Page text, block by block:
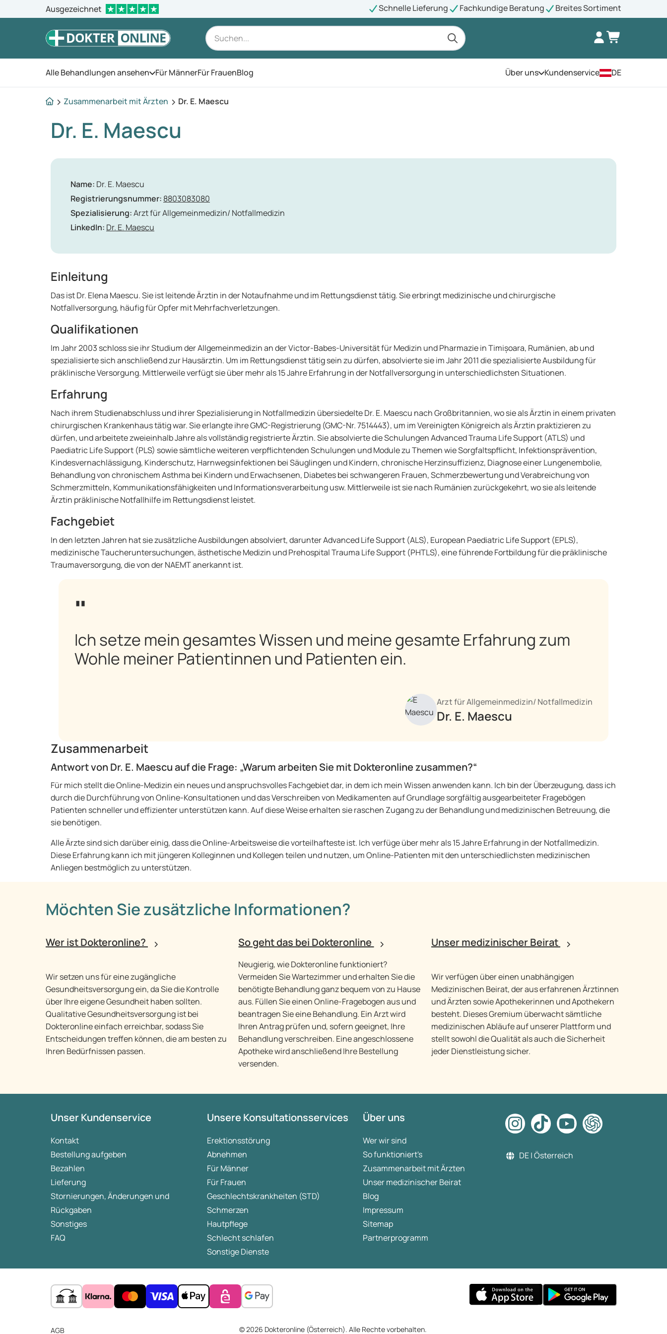
Ausgezeichnet Schnelle Lieferung Fachkundige Beratung Breites Sortiment
Alle Behandlungen ansehen Öffnen Sie das Menü
Für MännerFür FrauenBlog Über unsÖffnen Sie das Menü
Kundenservice DE
Zusammenarbeit mit Ärzten Dr. E. Maescu
Dr. E. Maescu
Name: Dr. E. Maescu
Registrierungsnummer: 8803083080
Spezialisierung:Arzt für Allgemeinmedizin/ Notfallmedizin
LinkedIn: Dr. E. Maescu
Einleitung
Das ist Dr. Elena Maescu. Sie ist leitende Ärztin in der Notaufnahme und im Rettungsdienst tätig. Sie erbringt medizinische und chirurgische
Notfallversorgung, häufig für Opfer mit Mehrfachverletzungen.
Qualifikationen
Im Jahr 2003 schloss sie ihr Studium der Allgemeinmedizin an der Victor-Babes-Universität für Medizin und Pharmazie in Timișoara, Rumänien, ab und
spezialisierte sich anschließend zur Hausärztin. Um im Rettungsdienst tätig sein zu dürfen, absolvierte sie im Jahr 2011 die spezialisierte Ausbildung für
präklinische Versorgung. Mittlerweile verfügt sie über mehr als 15 Jahre Erfahrung in der Notfallversorgung in unterschiedlichsten Situationen.
Erfahrung
Nach ihrem Studienabschluss und ihrer Spezialisierung in Notfallmedizin übersiedelte Dr. E. Maescu nach Großbritannien, wo sie als Ärztin in einem privaten
chirurgischen Krankenhaus tätig war. Sie erlangte ihre GMC-Registrierung (GMC-Nr. 7514443), um im Vereinigten Königreich als Ärztin praktizieren zu
dürfen, und arbeitete zweieinhalb Jahre als vollständig registrierte Ärztin. Sie absolvierte die Schulungen Advanced Trauma Life Support (ATLS) und
Paediatric Life Support (PLS) sowie sämtliche weiteren verpflichtenden Schulungen und Module zu Themen wie Sorgfaltspflicht, Infektionsprävention,
Kindesvernachlässigung, Kinderschutz, Harnwegsinfektionen bei Säuglingen und Kindern, chronische Herzinsuffizienz, Diagnose einer Lungenembolie,
Behandlung von chronischem Asthma bei Kindern und Erwachsenen, Diabetes bei schwangeren Frauen, Schmerzbewertung und Verabreichung von
Schmerzmitteln, Kommunikationsfähigkeiten und Informationsverarbeitung usw. Mittlerweile ist sie nach Rumänien zurückgekehrt, wo sie als leitende
Ärztin präklinische Notfallhilfe im Rettungsdienst leistet.
Fachgebiet
In den letzten Jahren hat sie zusätzliche Ausbildungen absolviert, darunter Advanced Life Support (ALS), European Paediatric Life Support (EPLS),
medizinische Taucheruntersuchungen, ästhetische Medizin und Prehospital Trauma Life Support (PHTLS), eine führende Fortbildung für die präklinische
Traumaversorgung, die von der NAEMT anerkannt ist.
Ich setze mein gesamtes Wissen und meine gesamte Erfahrung zum
Wohle meiner Patientinnen und Patienten ein.
Arzt für Allgemeinmedizin/ Notfallmedizin
Dr. E. Maescu
Zusammenarbeit
Antwort von Dr. E. Maescu auf die Frage: „Warum arbeiten Sie mit Dokteronline zusammen?“
Für mich stellt die Online-Medizin ein neues und anspruchsvolles Fachgebiet dar, in dem ich mein Wissen anwenden kann. Ich bin der Überzeugung, dass ich
durch die Durchführung von Online-Konsultationen und das Verschreiben von Medikamenten auf Grundlage sorgfältig ausgearbeiteter Fragebögen
Patienten schneller und effizienter unterstützen kann. Auf diese Weise erhalten sie raschen Zugang zu der Behandlung und medizinischen Betreuung, die
sie benötigen.
Alle Ärzte sind sich darüber einig, dass die Online-Arbeitsweise die vorteilhafteste ist. Ich verfüge über mehr als 15 Jahre Erfahrung in der Notfallmedizin.
Diese Erfahrung kann ich mit jüngeren Kolleginnen und Kollegen teilen und nutzen, um Online-Patienten mit den unterschiedlichsten medizinischen
Anliegen bestmöglich zu unterstützen.
Möchten Sie zusätzliche Informationen?
Wer ist Dokteronline?
Wir setzen uns für eine zugängliche
Gesundheitsversorgung ein, da Sie die Kontrolle
über Ihre eigene Gesundheit haben sollten.
Qualitative Gesundheitsversorgung ist bei
Dokteronline einfach erreichbar, sodass Sie
Entscheidungen treffen können, die am besten zu
Ihren Bedürfnissen passen.
So geht das bei Dokteronline
Neugierig, wie Dokteronline funktioniert?
Vermeiden Sie Wartezimmer und erhalten Sie die
benötigte Behandlung ganz bequem von zu Hause
aus. Füllen Sie einen Online-Fragebogen aus und
beantragen Sie eine Behandlung. Ein Arzt wird
Ihren Antrag prüfen und, sofern geeignet, Ihre
Behandlung verschreiben. Eine angeschlossene
Apotheke wird anschließend Ihre Bestellung
versenden.
Unser medizinischer Beirat
Wir verfügen über einen unabhängigen
Medizinischen Beirat, der aus erfahrenen Ärztinnen
und Ärzten sowie Apothekerinnen und Apothekern
besteht. Dieses Gremium überwacht sämtliche
medizinischen Abläufe auf unserer Plattform und
stellt sowohl die Qualität als auch die Sicherheit
jeder Dienstleistung sicher.
Unser Kundenservice
Kontakt
Bestellung aufgeben
Bezahlen
Lieferung
Stornierungen, Änderungen und
Rückgaben
Sonstiges
FAQ
Unsere Konsultationsservices
Erektionsstörung
Abnehmen
Für Männer
Für Frauen
Geschlechtskrankheiten (STD)
Schmerzen
Hautpflege
Schlecht schlafen
Sonstige Dienste
Über uns
Wer wir sind
So funktioniert's
Zusammenarbeit mit Ärzten
Unser medizinischer Beirat
Blog
Impressum
Sitemap
Partnerprogramm
DE | Österreich
AGB © 2026 Dokteronline (Österreich). Alle Rechte vorbehalten.